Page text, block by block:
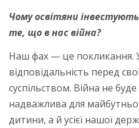
Чому освітяни
те, що в нас війна?
Наш фах — це покликання.
відповідальність перед
суспільством. Війна не
надважлива для
дитини, а й усієї нашої